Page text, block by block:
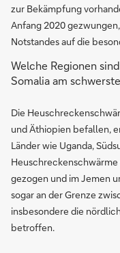
zur Bekämpfung
Anfang 2020
Notstandes auf die
Welche Regionen
Somalia am
Die
und Äthiopien befallen,
Länder wie Uganda,
gezogen und im Jemen
sogar an der Grenze
insbesondere die
betroffen.